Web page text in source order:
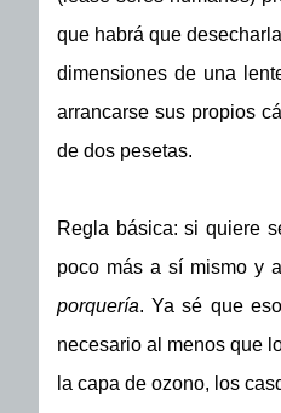
que habrá que
dimensiones de una
arrancarse sus propios
de dos pesetas.
Regla básica: si quiere
poco más a sí mismo y
porquería. Ya sé que
necesario al menos que
la capa de ozono, los